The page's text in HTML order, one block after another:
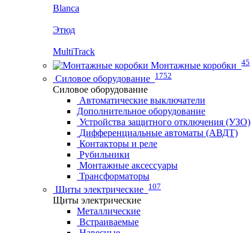
Blanca
Этюд
MultiTrack
Монтажные коробки 45
Силовое оборудование 1752
Силовое оборудование
Автоматические выключатели
Дополнительное оборудование
Устройства защитного отключения (УЗО)
Дифференциальные автоматы (АВДТ)
Контакторы и реле
Рубильники
Монтажные аксессуары
Трансформаторы
Щиты электрические 107
Щиты электрические
Металлические
Встраиваемые